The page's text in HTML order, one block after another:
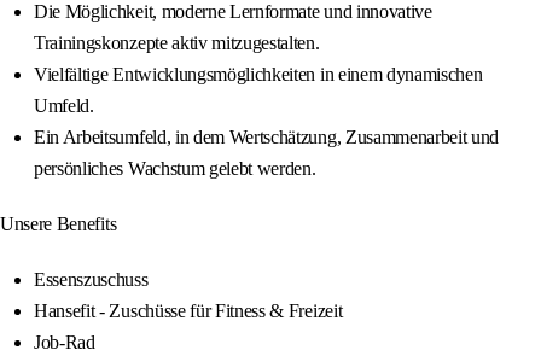
Die Möglichkeit, moderne Lernformate und innovative
Trainingskonzepte aktiv mitzugestalten.
Vielfältige Entwicklungsmöglichkeiten in einem dynamischen
Umfeld.
Ein Arbeitsumfeld, in dem Wertschätzung, Zusammenarbeit und
persönliches Wachstum gelebt werden.
Unsere Benefits
Essenszuschuss
Hansefit - Zuschüsse für Fitness & Freizeit
Job-Rad